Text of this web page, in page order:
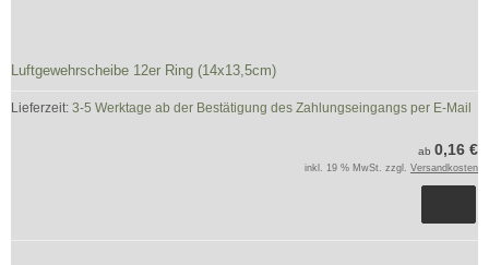
Luftgewehrscheibe 12er Ring (14x13,5cm)
Lieferzeit: 3-5 Werktage ab der Bestätigung des Zahlungseingangs per E-Mail
ab 0,16 €
inkl. 19 % MwSt. zzgl. Versandkosten